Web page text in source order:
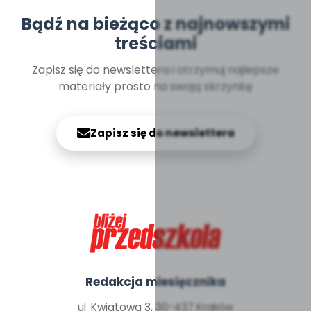
Bądź na bieżąco z najnowszymi
treściami
Zapisz się do newslettera i otrzymuj najlepsze
materiały prosto na swoją skrzynkę
Zapisz się do newslettera
Redakcja miesięcznika
ul. Kwiatowa 3, 30-437 Kraków